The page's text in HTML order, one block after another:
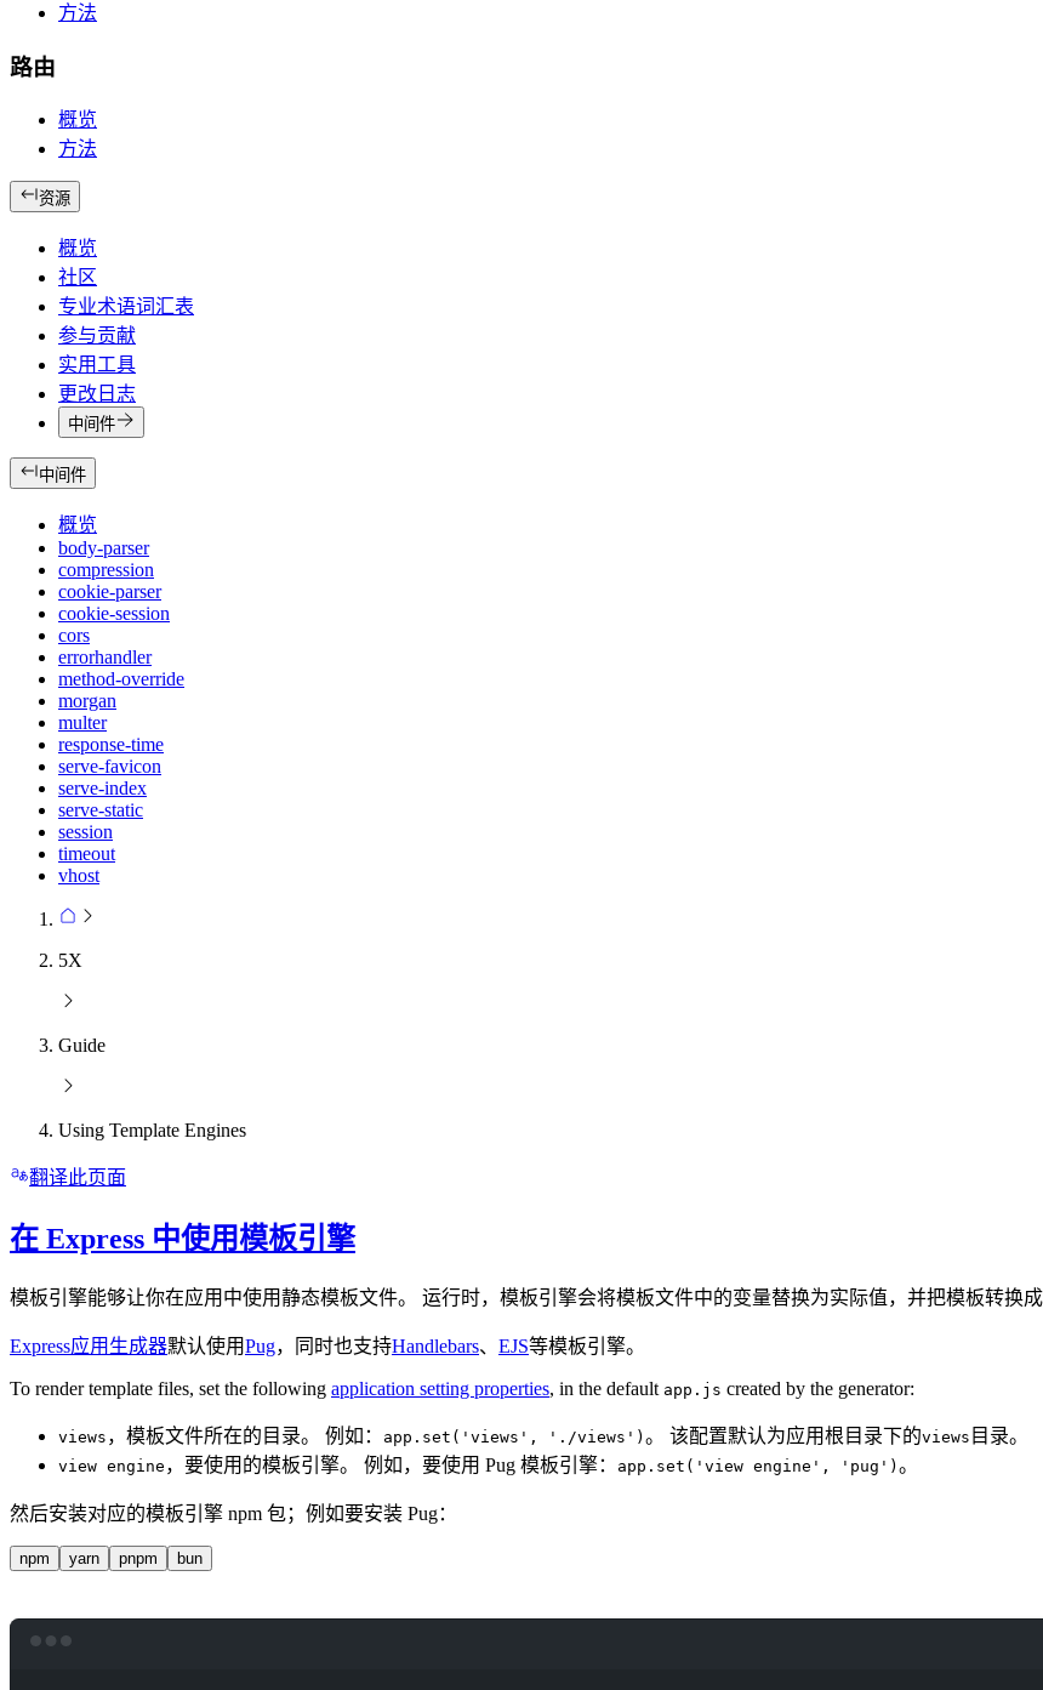
方法
路由
概览
方法
资源
概览
社区
专业术语词汇表
参与贡献
实用工具
更改日志
中间件
中间件
概览
body-parser
compression
cookie-parser
cookie-session
cors
errorhandler
method-override
morgan
multer
response-time
serve-favicon
serve-index
serve-static
session
timeout
vhost
5X
Guide
Using Template Engines
翻译此页面
在 Express 中使用模板引擎
模板引擎能够让你在应用中使用静态模板文件。 运行时，模板引擎会将模板文件中的变量替换为实际值，并把模板转换
Express应用生成器默认使用Pug，同时也支持Handlebars、 EJS等模板引擎。
To render template files, set the following application setting properties, in the default app.js created by the generator:
views ，模板文件所在的目录。 例如： app.set('views', './views') 。 该配置默认为应用根目录下的views 目录。
view engine ，要使用的模板引擎。 例如，要使用 Pug 模板引擎： app.set('view engine', 'pug') 。
然后安装对应的模板引擎 npm 包；例如要安装 Pug：
npm yarn pnpm bun